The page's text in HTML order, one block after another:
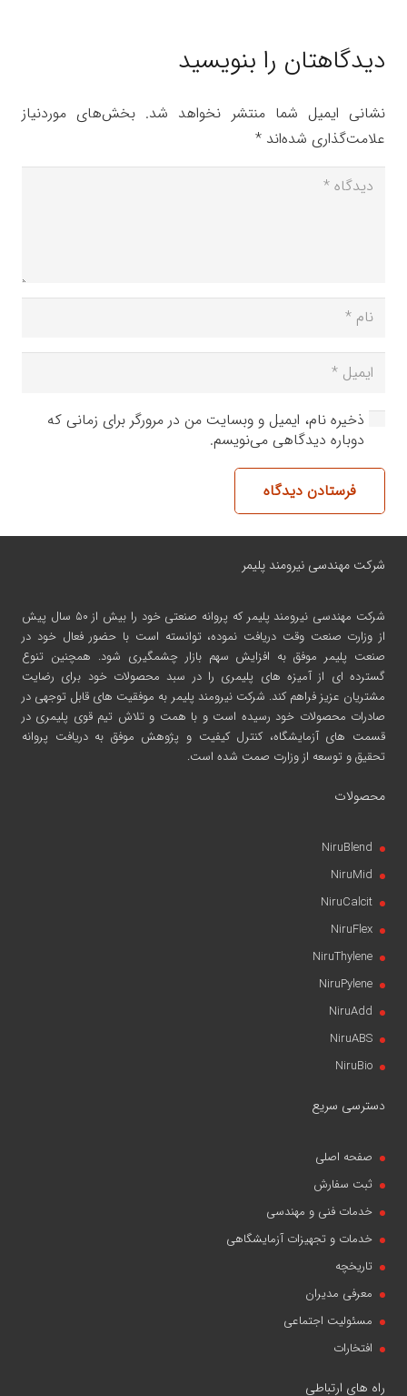
دیدگاهتان را بنویسید
نشانی ایمیل شما منتشر نخواهد شد. بخش‌های موردنیاز
علامت‌گذاری شده‌اند *
ذخیره نام، ایمیل و وبسایت من در مرورگر برای زمانی که
دوباره دیدگاهی می‌نویسم.
فرستادن دیدگاه
شرکت مهندسی نیرومند پلیمر
شرکت مهندسی نیرومند پلیمر
که پروانه صنعتی خود را بیش از ۵۰ سال پیش
از وزارت صنعت وقت دریافت نموده، توانسته است با حضور فعال خود در
صنعت پلیمر موفق به افزایش سهم بازار چشمگیری شود. همچنین تنوع
گسترده ای از آمیزه های پلیمری را در سبد محصولات خود برای رضایت
مشتریان عزیز فراهم کند. شرکت نیرومند پلیمر به موفقیت های قابل توجهی در
صادرات محصولات خود رسیده است و با همت و تلاش تیم قوی پلیمری در
قسمت های آزمایشگاه، کنترل کیفیت و پژوهش موفق به دریافت پروانه
تحقیق و توسعه از وزارت صمت شده است.
محصولات
NiruBlend
NiruMid
NiruCalcit
NiruFlex
NiruThylene
NiruPylene
NiruAdd
NiruABS
NiruBio
دسترسی سریع
صفحه اصلی
ثبت سفارش
خدمات فنی و مهندسی
خدمات و تجهیزات آزمایشگاهی
تاریخچه
معرفی مدیران
مسئولیت اجتماعی
افتخارات
راه های ارتباطی